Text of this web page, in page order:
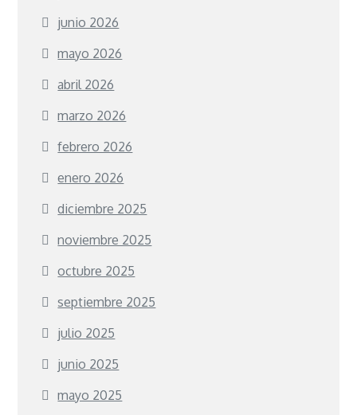
junio 2026
mayo 2026
abril 2026
marzo 2026
febrero 2026
enero 2026
diciembre 2025
noviembre 2025
octubre 2025
septiembre 2025
julio 2025
junio 2025
mayo 2025